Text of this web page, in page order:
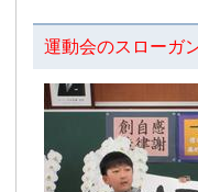
運動会のスローガ